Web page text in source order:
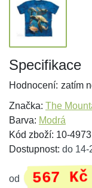
Specifikace
Hodnocení: zatím
Značka: The
Barva: Modrá
Kód zboží: 10-4973
Dostupnost: do 14-
od 567 Kč